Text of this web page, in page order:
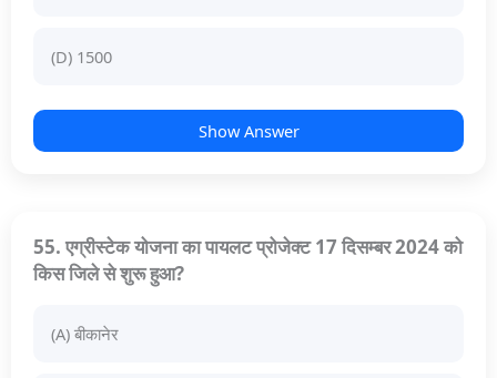
(D) 1500
Show Answer
55. एग्रीस्टेक योजना का पायलट प्रोजेक्ट 17 दिसम्बर 2024 को
किस जिले से शुरू हुआ?
(A) बीकानेर